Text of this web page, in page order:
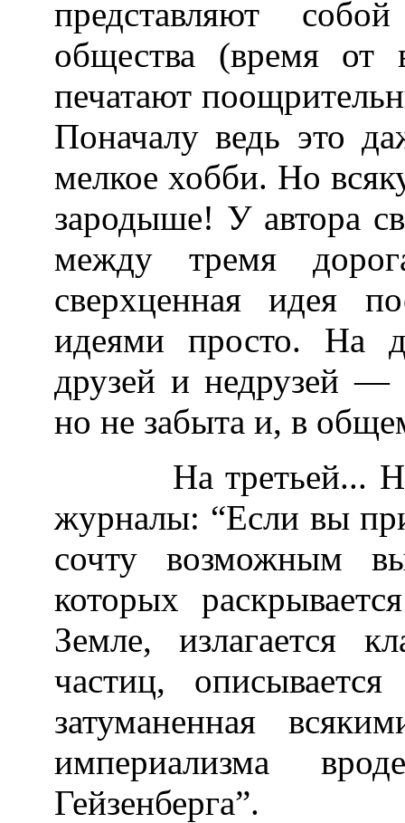
представляют
общества (время от
печатают
Поначалу ведь это
мелкое хобби. Но
зародыше! У автора
между тремя
сверхценная идея
идеями просто. На
друзей и недрузей —
но не забыта и, в
На третьей... На
журналы: “Если вы
сочту возможным
которых
Земле, излагается
частиц,
затуманенная
империализма
Гейзенберга”.